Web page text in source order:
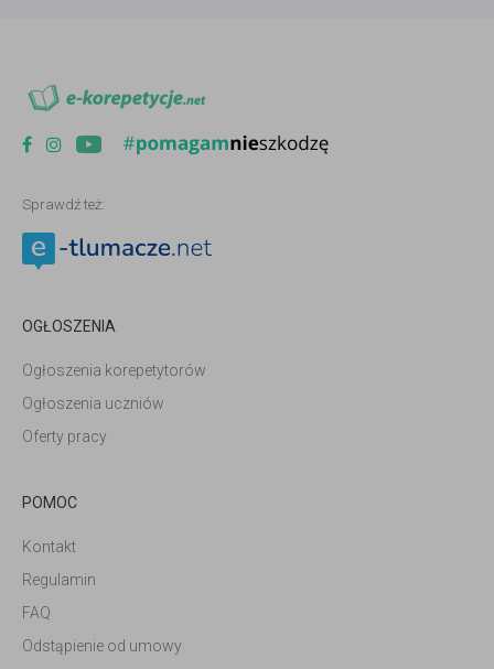
Sprawdź też:
OGŁOSZENIA
Ogłoszenia korepetytorów
Ogłoszenia uczniów
Oferty pracy
POMOC
Kontakt
Regulamin
FAQ
Odstąpienie od umowy